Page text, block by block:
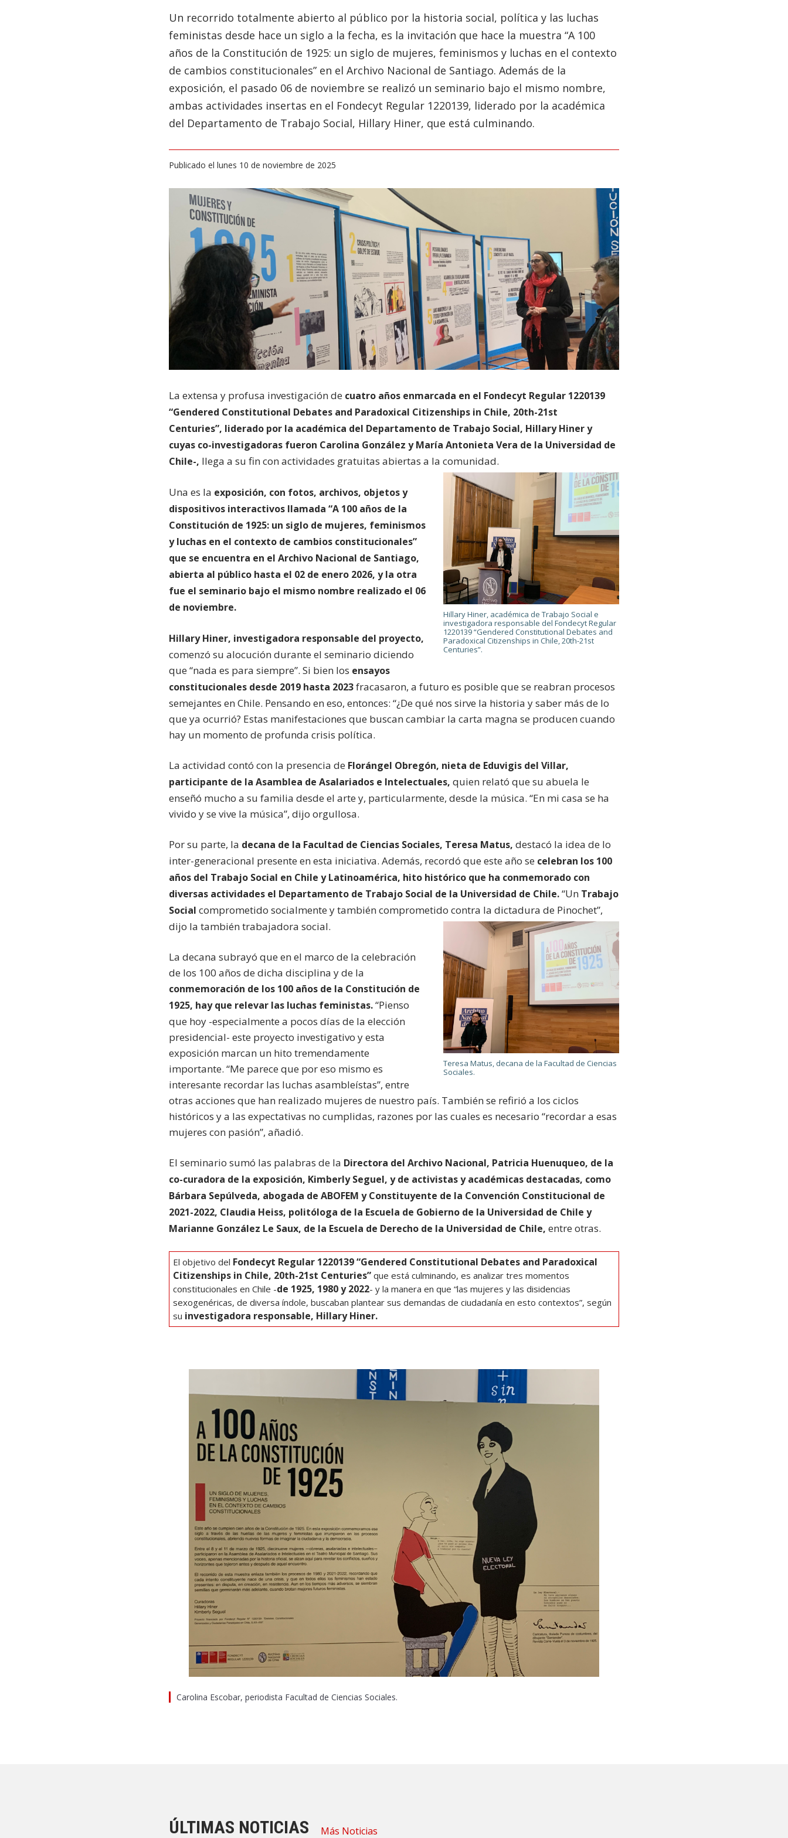
Un recorrido totalmente abierto al público por la historia social, política y las luchas
feministas desde hace un siglo a la fecha, es la invitación que hace la muestra “A 100
años de la Constitución de 1925: un siglo de mujeres, feminismos y luchas en el contexto
de cambios constitucionales” en el Archivo Nacional de Santiago. Además de la
exposición, el pasado 06 de noviembre se realizó un seminario bajo el mismo nombre,
ambas actividades insertas en el Fondecyt Regular 1220139, liderado por la académica
del Departamento de Trabajo Social, Hillary Hiner, que está culminando.
Publicado el lunes 10 de noviembre de 2025
La extensa y profusa investigación de cuatro años enmarcada en el Fondecyt Regular 1220139
“Gendered Constitutional Debates and Paradoxical Citizenships in Chile, 20th-21st
Centuries”, liderado por la académica del Departamento de Trabajo Social, Hillary Hiner y
cuyas co-investigadoras fueron Carolina González y María Antonieta Vera de la Universidad de
Chile-, llega a su fin con actividades gratuitas abiertas a la comunidad.
Hillary Hiner, académica de Trabajo Social e
investigadora responsable del Fondecyt Regular
1220139 “Gendered Constitutional Debates and
Paradoxical Citizenships in Chile, 20th-21st
Centuries”.
Una es la exposición, con fotos, archivos, objetos y
dispositivos interactivos llamada “A 100 años de la
Constitución de 1925: un siglo de mujeres, feminismos
y luchas en el contexto de cambios constitucionales”
que se encuentra en el Archivo Nacional de Santiago,
abierta al público hasta el 02 de enero 2026, y la otra
fue el seminario bajo el mismo nombre realizado el 06
de noviembre.
Hillary Hiner, investigadora responsable del proyecto,
comenzó su alocución durante el seminario diciendo
que “nada es para siempre”. Si bien los ensayos
constitucionales desde 2019 hasta 2023fracasaron, a futuro es posible que se reabran procesos
semejantes en Chile. Pensando en eso, entonces: “¿De qué nos sirve la historia y saber más de lo
que ya ocurrió? Estas manifestaciones que buscan cambiar la carta magna se producen cuando
hay un momento de profunda crisis política.
La actividad contó con la presencia de Florángel Obregón, nieta de Eduvigis del Villar,
participante de la Asamblea de Asalariados e Intelectuales, quien relató que su abuela le
enseñó mucho a su familia desde el arte y, particularmente, desde la música. “En mi casa se ha
vivido y se vive la música”, dijo orgullosa.
Por su parte, la decana de la Facultad de Ciencias Sociales, Teresa Matus, destacó la idea de lo
inter-generacional presente en esta iniciativa. Además, recordó que este año se celebran los 100
años del Trabajo Social en Chile y Latinoamérica, hito histórico que ha conmemorado con
diversas actividades el Departamento de Trabajo Social de la Universidad de Chile.“Un Trabajo
Social comprometido socialmente y también comprometido contra la dictadura de Pinochet”,
dijo la también trabajadora social.
Teresa Matus, decana de la Facultad de Ciencias
Sociales.
La decana subrayó que en el marco de la celebración
de los 100 años de dicha disciplina y de la
conmemoración de los 100 años de la Constitución de
1925, hay que relevar las luchas feministas.“Pienso
que hoy -especialmente a pocos días de la elección
presidencial- este proyecto investigativo y esta
exposición marcan un hito tremendamente
importante. “Me parece que por eso mismo es
interesante recordar las luchas asambleístas”, entre
otras acciones que han realizado mujeres de nuestro país. También se refirió a los ciclos
históricos y a las expectativas no cumplidas, razones por las cuales es necesario “recordar a esas
mujeres con pasión”, añadió.
El seminario sumó las palabras de la Directora del Archivo Nacional, Patricia Huenuqueo, de la
co-curadora de la exposición, Kimberly Seguel, y de activistas y académicas destacadas, como
Bárbara Sepúlveda, abogada de ABOFEM y Constituyente de la Convención Constitucional de
2021-2022, Claudia Heiss, politóloga de la Escuela de Gobierno de la Universidad de Chile y
Marianne González Le Saux, de la Escuela de Derecho de la Universidad de Chile, entre otras.
El objetivo del Fondecyt Regular 1220139 “Gendered Constitutional Debates and Paradoxical
Citizenships in Chile, 20th-21st Centuries” que está culminando, es analizar tres momentos
constitucionales en Chile -de 1925, 1980 y 2022- y la manera en que “las mujeres y las disidencias
sexogenéricas, de diversa índole, buscaban plantear sus demandas de ciudadanía en esto contextos”, según
su investigadora responsable, Hillary Hiner.
Carolina Escobar, periodista Facultad de Ciencias Sociales.
ÚLTIMAS NOTICIAS Más Noticias